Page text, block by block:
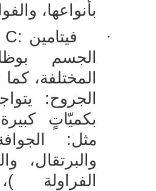
بأنواعها،
·
فيتامين C:
الجسم
المختلفة،
الجروح:
بكميّاتٍ
مثل:
والبرتقال،
الفراولة